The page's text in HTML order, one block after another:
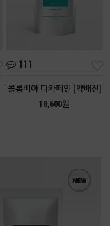
111
콜롬비아 디카페인 [약배전]
18,600원